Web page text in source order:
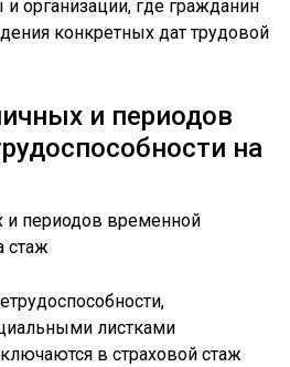
организации, где гражданин
конкретных дат трудовой
и периодов
на
листками
в страховой стаж